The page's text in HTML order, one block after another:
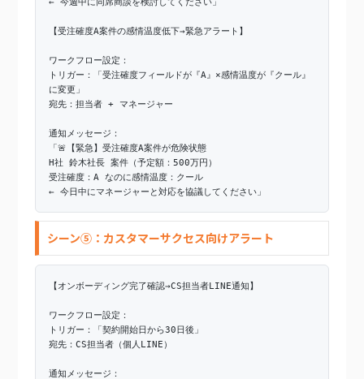
【受注確度A案件の感情温度低下→緊急アラート】
ワークフロー設定：
トリガー：「受注確度フィールドが『A』×感情温度が『クール』
に変更」
宛先：担当者 + マネージャー
通知メッセージ：
「🚨【緊急】受注確度A案件が危険状態
H社 鈴木社長 案件（予定額：500万円）
受注確度：A なのに感情温度：クール
← 今日中にマネージャーと対応を協議してください」
シーン⑤：カスタマーサクセス向けアラート
【オンボーディング完了確認→CS担当者LINE通知】
ワークフロー設定：
トリガー：「契約開始日から30日後」
宛先：CS担当者（個人LINE）
通知メッセージ：